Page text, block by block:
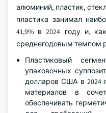
алюминий, пластик,
пластика занимал
41,9% в 2024 году и,
среднегодовым темпом
Пластиковый
упаковочных
долларов США в 2024
материалов в
обеспечивать